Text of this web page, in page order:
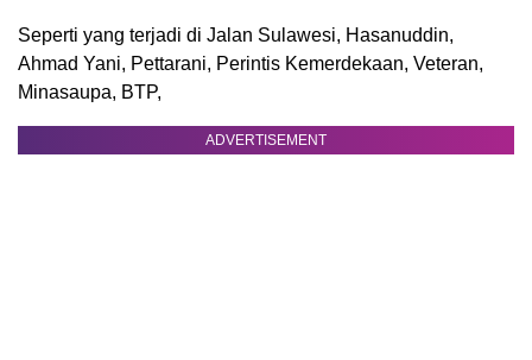
Seperti yang terjadi di Jalan Sulawesi, Hasanuddin,
Ahmad Yani, Pettarani, Perintis Kemerdekaan, Veteran,
Minasaupa, BTP,
ADVERTISEMENT